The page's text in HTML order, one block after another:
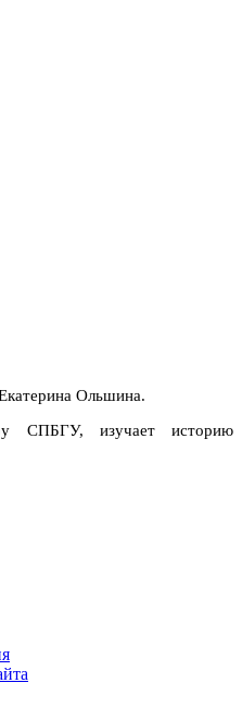
Ольшина.
СПБГУ, изучает историю